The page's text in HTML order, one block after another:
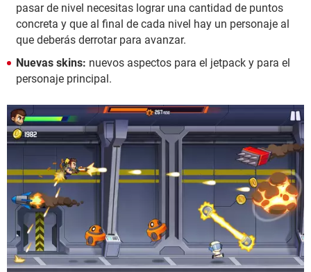
pasar de nivel necesitas lograr una cantidad de puntos
concreta y que al final de cada nivel hay un personaje al
que deberás derrotar para avanzar.
Nuevas skins: nuevos aspectos para el jetpack y para el
personaje principal.